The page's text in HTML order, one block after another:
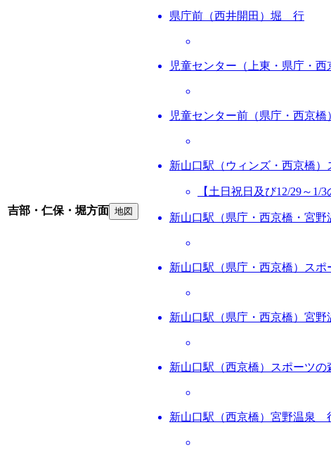
吉部・仁保・堀方面 地図
県庁前（西井開田）堀 行
児童センター（上東・県庁・
児童センター前（県庁・西京
新山口駅（ウィンズ・西京橋
【土日祝日及び12/29～
新山口駅（県庁・西京橋・宮
新山口駅（県庁・西京橋）ス
新山口駅（県庁・西京橋）宮
新山口駅（西京橋）スポーツ
新山口駅（西京橋）宮野温泉